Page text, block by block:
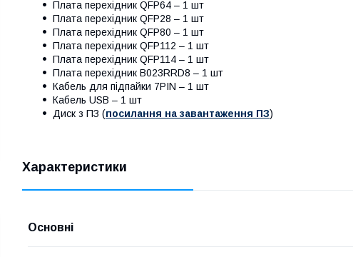
Плата перехідник QFP64 – 1 шт
Плата перехідник QFP28 – 1 шт
Плата перехідник QFP80 – 1 шт
Плата перехідник QFP112 – 1 шт
Плата перехідник QFP114 – 1 шт
Плата перехідник B023RRD8 – 1 шт
Кабель для підпайки 7PIN – 1 шт
Кабель USB – 1 шт
Диск з ПЗ (посилання на завантаження ПЗ)
Характеристики
Основні